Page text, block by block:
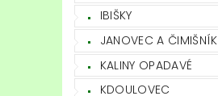
IBIŠKY
JANOVEC A ČIMIŠNÍK
KALINY OPADAVÉ
KDOULOVEC